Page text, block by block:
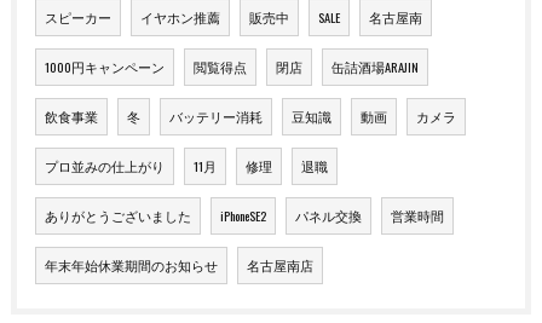
スピーカー イヤホン推薦 販売中 SALE 名古屋南
1000円キャンペーン 閲覧得点 閉店 缶詰酒場ARAJIN
飲食事業 冬 バッテリー消耗 豆知識 動画 カメラ
プロ並みの仕上がり 11月 修理 退職
ありがとうございました iPhoneSE2 パネル交換 営業時間
年末年始休業期間のお知らせ 名古屋南店